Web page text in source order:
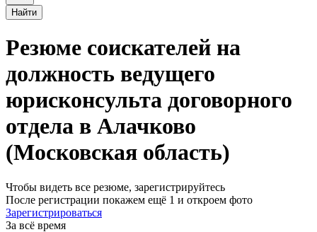
Найти
Резюме соискателей на
должность ведущего
юрисконсульта договорного
отдела в Алачково
(Московская область)
Чтобы видеть все резюме, зарегистрируйтесь
После регистрации покажем ещё 1 и откроем фото
Зарегистрироваться
За всё время